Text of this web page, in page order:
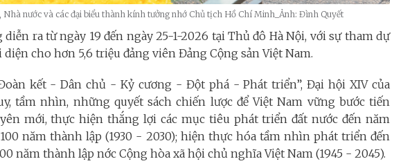
Nhà nước và các đại biểu thành kính tưởng nhớ Chủ tịch Hồ Chí Minh_Ảnh: Đình Quyết
ra từ ngày 19 đến ngày 25-1-2026 tại Thủ đô Hà Nội, với sự tham dự
diện cho hơn 5,6 triệu đảng viên Đảng Cộng sản Việt Nam.
kết - Dân chủ - Kỷ cương - Đột phá - Phát triển”, Đại hội XIV của
tầm nhìn, những quyết sách chiến lược để Việt Nam vững bước tiến
mới, thực hiện thắng lợi các mục tiêu phát triển đất nước đến năm
năm thành lập (1930 - 2030); hiện thực hóa tầm nhìn phát triển đến
năm thành lập nớc Cộng hòa xã hội chủ nghĩa Việt Nam (1945 - 2045).